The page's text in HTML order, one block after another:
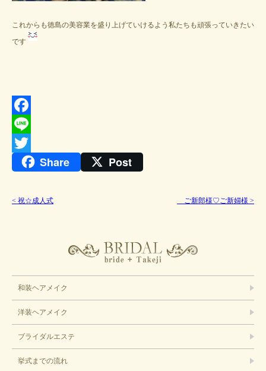
これからも徳島の美容業を盛り上げていけるよう私たちも頑張っていきたい
です
Facebook
Line
Twitter Share Post
< 祝☆成人式 ご新郎様♡ご新婦様 >
ブライダル
和装ヘアメイク
洋装ヘアメイク
ブライダルエステ
挙式までの流れ